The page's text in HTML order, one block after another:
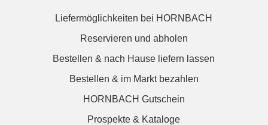
Liefermöglichkeiten bei HORNBACH
Reservieren und abholen
Bestellen & nach Hause liefern lassen
Bestellen & im Markt bezahlen
HORNBACH Gutschein
Prospekte & Kataloge